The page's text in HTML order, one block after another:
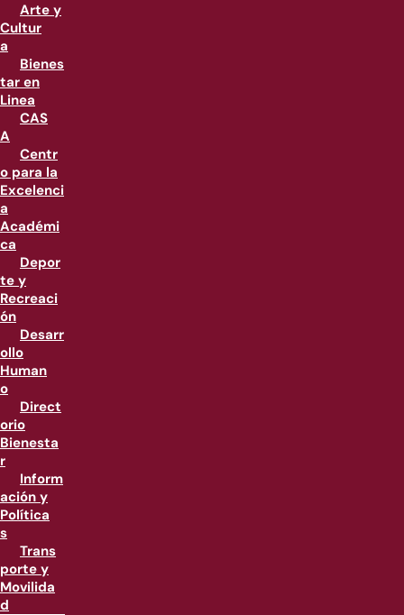
Arte y
Cultur
a
Bienes
tar en
Linea
CAS
A
Centr
o para la
Excelenci
a
Académi
ca
Depor
te y
Recreaci
ón
Desarr
ollo
Human
o
Direct
orio
Bienesta
r
Inform
ación y
Política
s
Trans
porte y
Movilida
d